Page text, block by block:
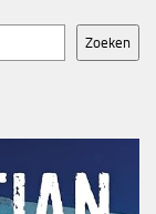
Zoeken